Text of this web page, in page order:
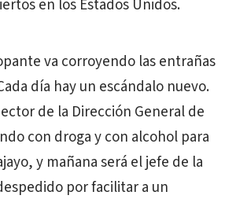
en los Estados Unidos.
va corroyendo las entrañas
día hay un escándalo nuevo.
de la Dirección General de
con droga y con alcohol para
y mañana será el jefe de la
por facilitar a un